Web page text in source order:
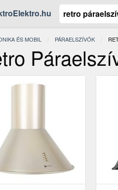
ÉS MOBIL PÁRAELSZÍVÓK